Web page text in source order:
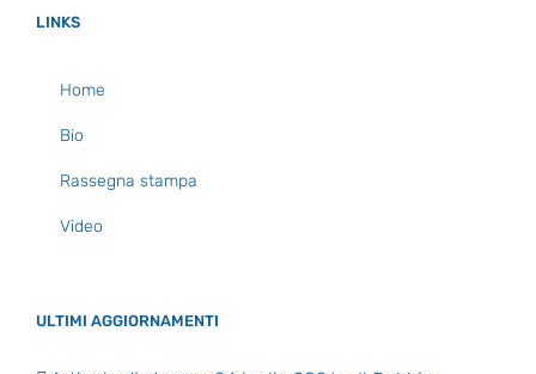
LINKS
Home
Bio
Rassegna stampa
Video
ULTIMI AGGIORNAMENTI